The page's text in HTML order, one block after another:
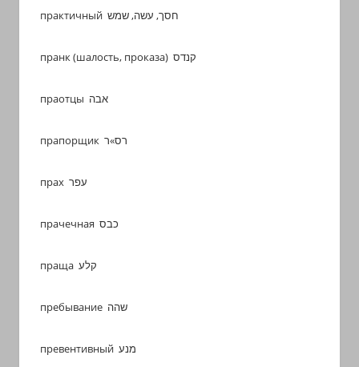
практичный חסך, עשה, שמש
пранк (шалость, проказа) קנדס
праотцы אבה
прапорщик רס»ר
прах עפר
прачечная כבס
праща קלע
пребывание שהה
превентивный מנע